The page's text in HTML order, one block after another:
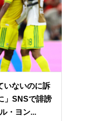
いないのに訴
」SNSで誹謗
・ヨン...